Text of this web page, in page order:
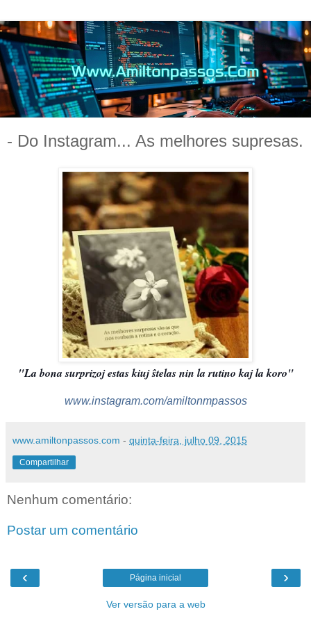
- Do Instagram... As melhores supresas.
"La bona surprizoj estas kiuj ŝtelas nin la rutino kaj la koro"
www.instagram.com/amiltonmpassos
www.amiltonpassos.com - quinta-feira, julho 09, 2015
Compartilhar
Nenhum comentário:
Postar um comentário
‹ ›
Página inicial
Ver versão para a web